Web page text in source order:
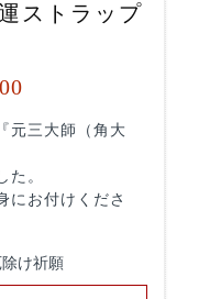
ストラップ
元三大師（角大
た。
にお付けくださ
け祈願